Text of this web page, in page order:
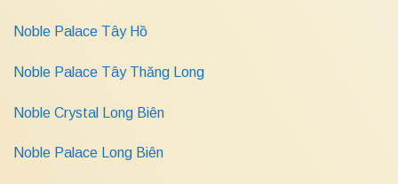
Noble Palace Tây Hồ
Noble Palace Tây Thăng Long
Noble Crystal Long Biên
Noble Palace Long Biên